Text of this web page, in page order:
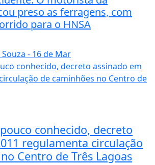
preso as ferragens, com
para o HNSA
- 16 de Mar
conhecido, decreto
regulamenta circulação
Centro de Três Lagoas